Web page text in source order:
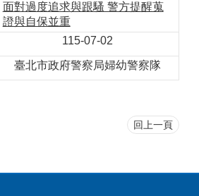
面對過度追求與跟騷 警方提醒蒐
證與自保並重
115-07-02
臺北市政府警察局婦幼警察隊
回上一頁